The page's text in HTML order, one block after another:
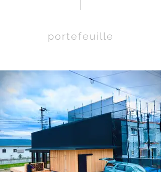
portefeuille